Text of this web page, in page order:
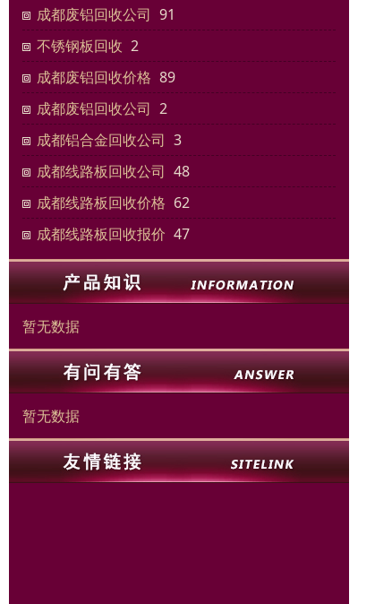
成都废铝回收公司 91
不锈钢板回收 2
成都废铝回收价格 89
成都废铝回收公司 2
成都铝合金回收公司 3
成都线路板回收公司 48
成都线路板回收价格 62
成都线路板回收报价 47
暂无数据
暂无数据